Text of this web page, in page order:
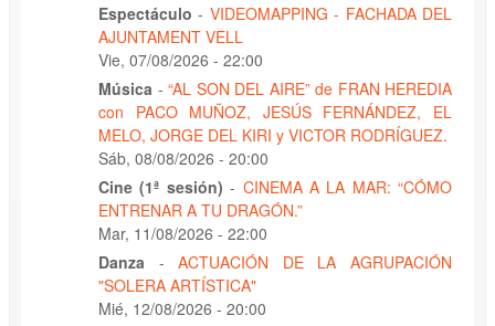
Espectáculo - VIDEOMAPPING - FACHADA DEL
AJUNTAMENT VELL
Vie, 07/08/2026 - 22:00
Música - “AL SON DEL AIRE” de FRAN HEREDIA
con PACO MUÑOZ, JESÚS FERNÁNDEZ, EL
MELO, JORGE DEL KIRI y VICTOR RODRÍGUEZ.
Sáb, 08/08/2026 - 20:00
Cine (1ª sesión) - CINEMA A LA MAR: “CÓMO
ENTRENAR A TU DRAGÓN.”
Mar, 11/08/2026 - 22:00
Danza
-ACTUACIÓN DE LA AGRUPACIÓN
"SOLERA ARTÍSTICA"
Mié, 12/08/2026 - 20:00